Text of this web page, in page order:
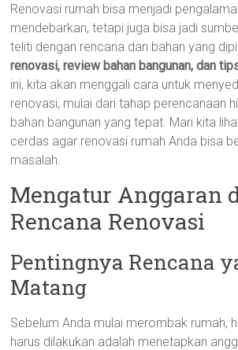
Renovasi rumah bisa menjadi
mendebarkan, tetapi juga bisa jadi
teliti dengan rencana dan bahan yang
renovasi, review bahan bangunan, dan
ini, kita akan menggali cara untuk
renovasi, mulai dari tahap perencanaan
bahan bangunan yang tepat. Mari kita
cerdas agar renovasi rumah Anda bisa
masalah.
Mengatur Anggaran
Rencana Renovasi
Pentingnya Rencana
Matang
Sebelum Anda mulai merombak rumah,
harus dilakukan adalah menetapkan